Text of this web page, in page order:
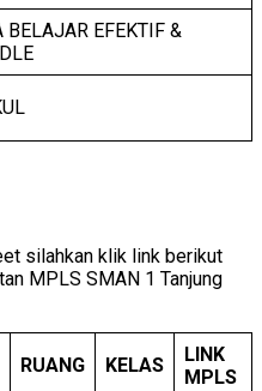
BELAJAR EFEKTIF &
silahkan klik link berikut
MPLS SMAN 1 Tanjung
RUANG KELAS
LINK
MPLS